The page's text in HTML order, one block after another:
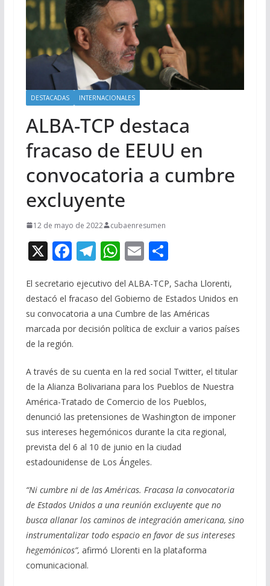
DESTACADAS INTERNACIONALES
ALBA-TCP destaca
fracaso de EEUU en
convocatoria a cumbre
excluyente
12 de mayo de 2022 cubaenresumen
X F
e
b
o
o
k
T
e
gr
a
W
at
s
A
p
E
ai
l
C
m
p
ar
r
El secretario ejecutivo del ALBA-TCP, Sacha Llorenti,
destacó el fracaso del Gobierno de Estados Unidos en
su convocatoria a una Cumbre de las Américas
marcada por decisión política de excluir a varios países
de la región.
A través de su cuenta en la red social Twitter, el titular
de la Alianza Bolivariana para los Pueblos de Nuestra
América-Tratado de Comercio de los Pueblos,
denunció las pretensiones de Washington de imponer
sus intereses hegemónicos durante la cita regional,
prevista del 6 al 10 de junio en la ciudad
estadounidense de Los Ángeles.
“Ni cumbre ni de las Américas. Fracasa la convocatoria
de Estados Unidos a una reunión excluyente que no
busca allanar los caminos de integración americana, sino
instrumentalizar todo espacio en favor de sus intereses
hegemónicos”, afirmó Llorenti en la plataforma
comunicacional.